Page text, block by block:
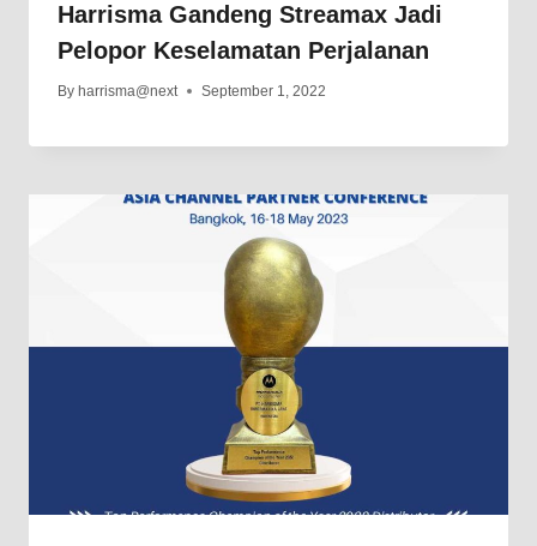
Harrisma Gandeng Streamax Jadi
Pelopor Keselamatan Perjalanan
By harrisma@next September 1, 2022